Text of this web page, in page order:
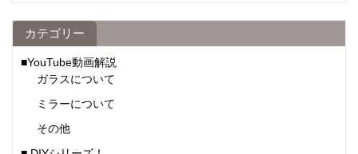
カテゴリー
■YouTube動画解説
ガラスについて
ミラーについて
その他